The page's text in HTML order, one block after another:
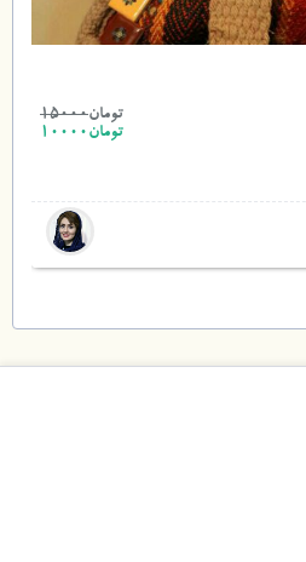
تومان15000
تومان10000